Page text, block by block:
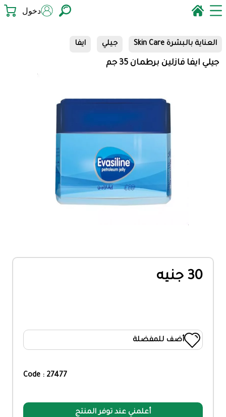
دخول
العناية بالبشرة Skin Care جيلي ايفا
جيلي ايفا فازلين برطمان 35 جم
30 جنيه
أضف للمفضلة
Code : 27477
أعلمني عند توفر المنتج